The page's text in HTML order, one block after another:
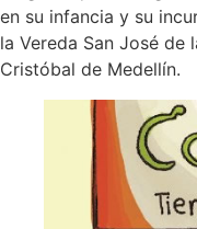
en su infancia y su
la Vereda San José de
Cristóbal de Medellín.